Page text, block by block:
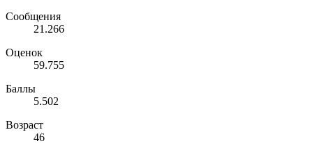
Сообщения
21.266
Оценок
59.755
Баллы
5.502
Возраст
46